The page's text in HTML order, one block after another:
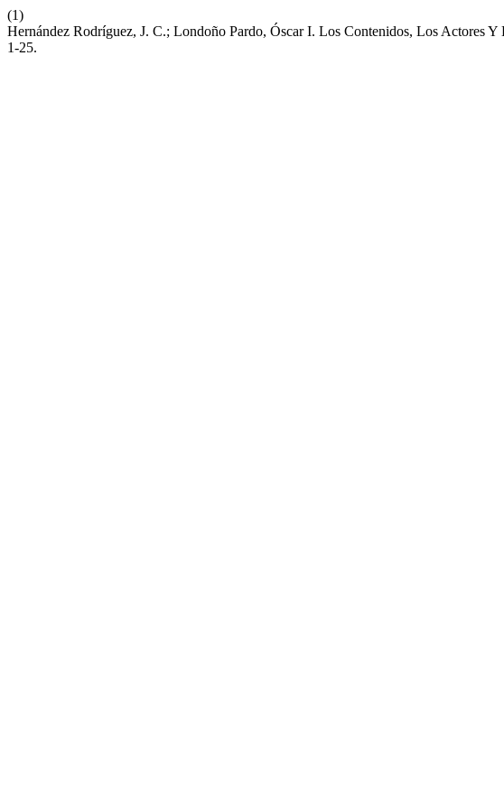
(1)
Hernández Rodríguez, J. C.; Londoño Pardo, Óscar I. Los Contenidos, Los Actores
1-25.